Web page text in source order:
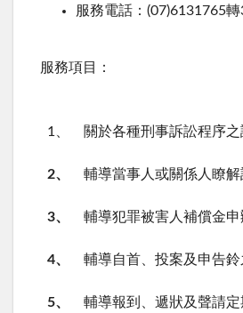
服務電話： (07)6131765轉
服務項目：
1、 關於各種刑事訴訟程序之
2、 輔導當事人或關係人瞭解
3、 輔導犯罪被害人補償金申
4、 輔導自首、投案及申告鈴
5、
輔導報到、遞狀及聲請